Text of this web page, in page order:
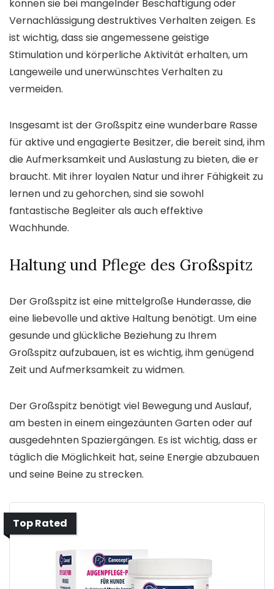
können sie bei mangelnder Beschäftigung oder
Vernachlässigung destruktives Verhalten zeigen. Es
ist wichtig, dass sie angemessene geistige
Stimulation und körperliche Aktivität erhalten, um
Langeweile und unerwünschtes Verhalten zu
vermeiden.
Insgesamt ist der Großspitz eine wunderbare Rasse
für aktive und engagierte Besitzer, die bereit sind, ihm
die Aufmerksamkeit und Auslastung zu bieten, die er
braucht. Mit ihrer loyalen Natur und ihrer Fähigkeit zu
lernen und zu gehorchen, sind sie sowohl
fantastische Begleiter als auch effektive
Wachhunde.
Haltung und Pflege des Großspitz
Der Großspitz ist eine mittelgroße Hunderasse, die
eine liebevolle und aktive Haltung benötigt. Um eine
gesunde und glückliche Beziehung zu Ihrem
Großspitz aufzubauen, ist es wichtig, ihm genügend
Zeit und Aufmerksamkeit zu widmen.
Der Großspitz benötigt viel Bewegung und Auslauf,
am besten in einem eingezäunten Garten oder auf
ausgedehnten Spaziergängen. Es ist wichtig, dass er
täglich die Möglichkeit hat, seine Energie abzubauen
und seine Beine zu strecken.
Top Rated